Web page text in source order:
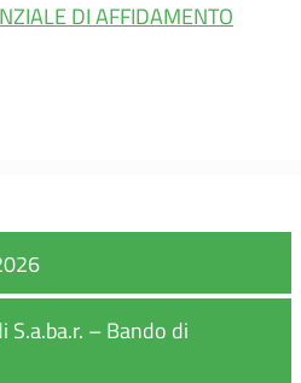
DI AFFIDAMENTO
S.a.ba.r. – Bando di